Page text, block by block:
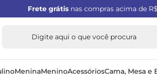
Frete grátis nas compras acima de
MeninaMeninoAcessóriosCama, Mesa e